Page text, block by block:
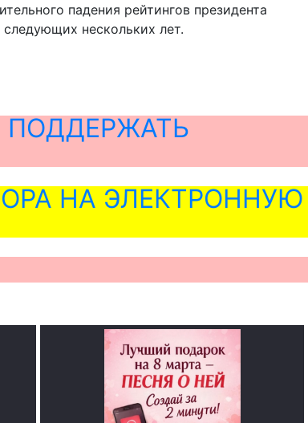
падения рейтингов президента
следующих нескольких лет.
ПОДДЕРЖАТЬ
НА ЭЛЕКТРОННУЮ